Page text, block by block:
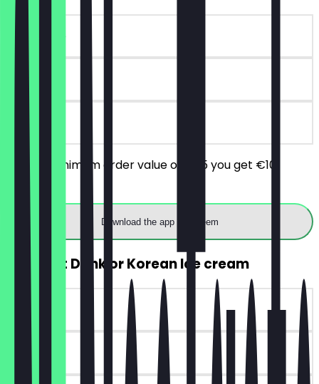
~€10 value
90 days
on site
From a minimum order value of €25 you get €10
discount.
Download the app to redeem
FREE Soft Drink or Korean Ice cream
~€3 value
90 days